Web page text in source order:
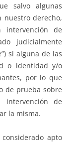
salvo algunas
nuestro derecho,
de
judicialmente
si alguna de las
o identidad y/o
por lo que
de prueba sobre
intervención de
la misma.
apto